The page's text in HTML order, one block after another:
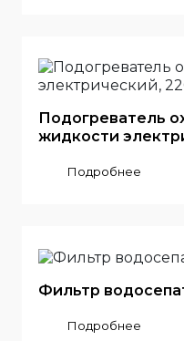
Подогреватель
жидкости
Подробнее
Фильтр
Подробнее